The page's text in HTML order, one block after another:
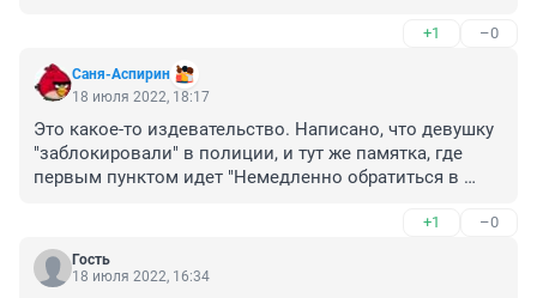
+1 –0
Саня-Аспирин
18 июля 2022, 18:17
Это какое-то издевательство. Написано, что девушку
"заблокировали" в полиции, и тут же памятка, где
первым пунктом идет "Немедленно обратиться в
+1 –0
Гость
18 июля 2022, 16:34